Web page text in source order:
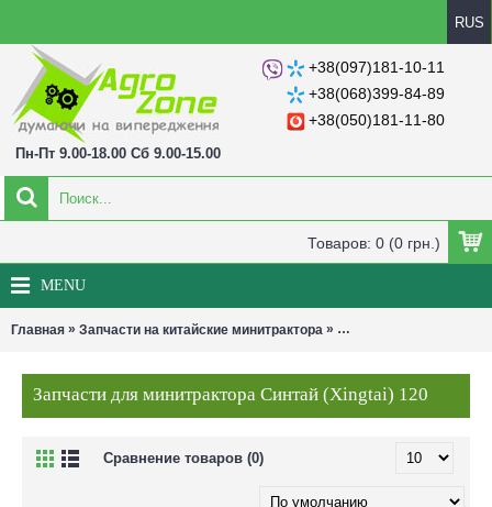
RUS
+38(097)181-10-11
+38(068)399-84-89
+38(050)181-11-80
Пн-Пт 9.00-18.00 Сб 9.00-15.00
Товаров: 0 (0 грн.)
MENU
Главная » Запчасти на китайские минитрактора » Запчасти для
Запчасти для минитрактора Синтай (Xingtai) 120
Сравнение товаров (0)